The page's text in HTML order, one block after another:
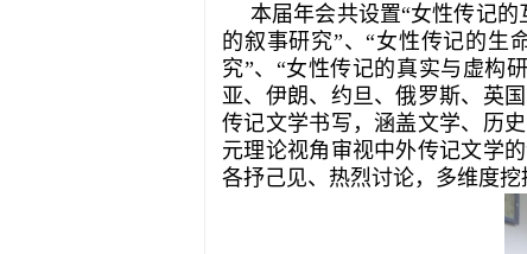
本届年会共设置“女性传记
的叙事研究”、“女性传记的生
究”、“女性传记的真实与虚构
亚、伊朗、约旦、俄罗斯、英
传记文学书写，涵盖文学、历
元理论视角审视中外传记文学
各抒己见、热烈讨论，多维度